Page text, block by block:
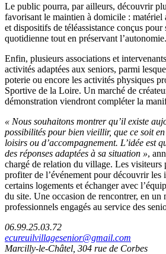
Le public pourra, par ailleurs, découvrir
favorisant le maintien à domicile : matériel
et dispositifs de téléassistance conçus pour
quotidienne tout en préservant l’autonomie.
Enfin, plusieurs associations et
activités adaptées aux seniors, parmi
poterie ou encore les activités physiques
Sportive de la Loire. Un marché de
démonstration viendront compléter la
« Nous souhaitons montrer qu’il existe
possibilités pour bien vieillir, que ce soit
loisirs ou d’accompagnement. L’idée est
des réponses adaptées à sa situation »,
chargé de relation du village. Les visiteurs
profiter de l’événement pour découvrir les
certains logements et échanger avec
du site. Une occasion de rencontrer, en un
professionnels engagés au service des
06.99.25.03.72
ecureuilvillagesenior@gmail.com
Marcilly-le-Châtel, 304 rue de Corbes